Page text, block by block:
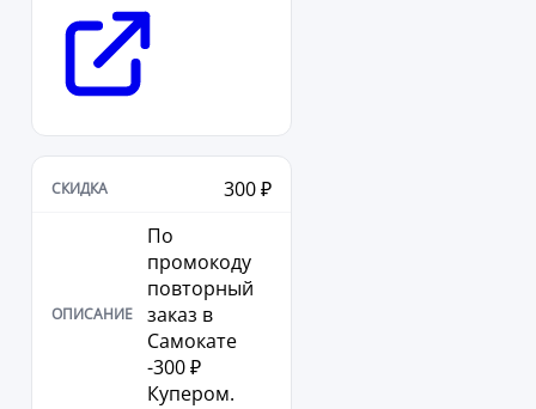
300 ₽
По
промокоду
повторный
заказ в
Самокате
-300 ₽
Купером.